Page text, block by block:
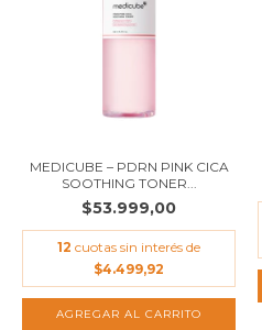
MEDICUBE – PDRN PINK CICA
SOOTHING TONER...
$53.999,00
12 cuotas sin interés de
$4.499,92